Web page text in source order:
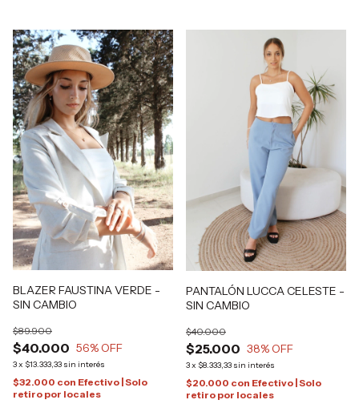
BLAZER FAUSTINA VERDE -
SIN CAMBIO
$40.000
$89.900
56% OFF
3x $13.333,33 sin interés
$32.000 con Efectivo | Solo
retiro por locales
PANTALÓN LUCCA CELESTE -
SIN CAMBIO
$25.000
$40.000
38% OFF
3x $8.333,33 sin interés
$20.000 con Efectivo | Solo
retiro por locales